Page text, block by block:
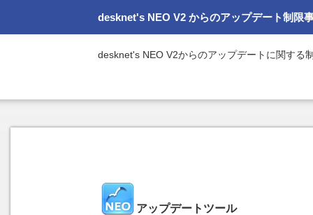
desknet's NEO V2 からのアップデート制限
desknet's NEO V2からのアップデートに関する
アップデートツール